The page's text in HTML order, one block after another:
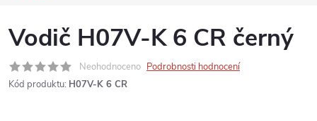
Vodič H07V-K 6 CR černý
Neohodnoceno Podrobnosti hodnocení
Kód produktu: H07V-K 6 CR